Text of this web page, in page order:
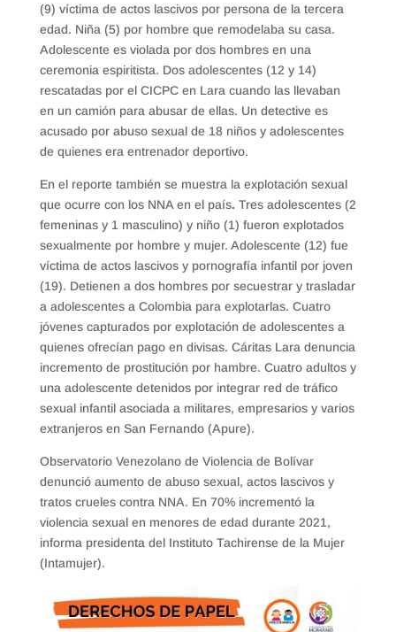
(9) víctima de actos lascivos por persona de la tercera
edad. Niña (5) por hombre que remodelaba su casa.
Adolescente es violada por dos hombres en una
ceremonia espiritista. Dos adolescentes (12 y 14)
rescatadas por el CICPC en Lara cuando las llevaban
en un camión para abusar de ellas. Un detective es
acusado por abuso sexual de 18 niños y adolescentes
de quienes era entrenador deportivo.
En el reporte también se muestra la explotación sexual
que ocurre con los NNA en el país. Tres adolescentes (2
femeninas y 1 masculino) y niño (1) fueron explotados
sexualmente por hombre y mujer. Adolescente (12) fue
víctima de actos lascivos y pornografía infantil por joven
(19). Detienen a dos hombres por secuestrar y trasladar
a adolescentes a Colombia para explotarlas. Cuatro
jóvenes capturados por explotación de adolescentes a
quienes ofrecían pago en divisas. Cáritas Lara denuncia
incremento de prostitución por hambre. Cuatro adultos y
una adolescente detenidos por integrar red de tráfico
sexual infantil asociada a militares, empresarios y varios
extranjeros en San Fernando (Apure).
Observatorio Venezolano de Violencia de Bolívar
denunció aumento de abuso sexual, actos lascivos y
tratos crueles contra NNA. En 70% incrementó la
violencia sexual en menores de edad durante 2021,
informa presidenta del Instituto Tachirense de la Mujer
(Intamujer).